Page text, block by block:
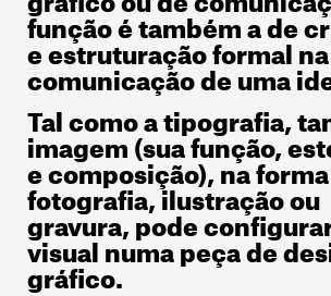
função é também a de
e estruturação formal na
comunicação de uma
Tal como a tipografia,
imagem (sua função,
e composição), na
fotografia, ilustração ou
gravura, pode
visual numa peça de
gráfico.